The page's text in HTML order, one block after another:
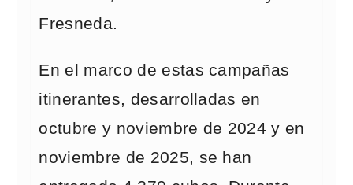
Fresneda.
En el marco de estas campañas
itinerantes, desarrolladas en
octubre y noviembre de 2024 y en
noviembre de 2025, se han